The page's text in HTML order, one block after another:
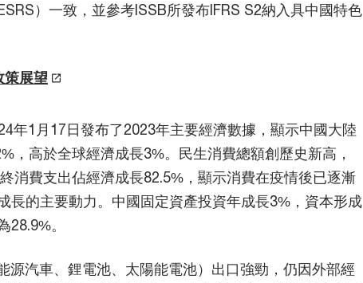
）一致，並參考ISSB所發布IFRS S2納入具中國特色
策展望
年1月17日發布了2023年主要經濟數據，顯示中國大陸
，高於全球經濟成長3%。民生消費總額創歷史新高，
消費支出佔經濟成長82.5%，顯示消費在疫情後已逐漸
長的主要動力。中國固定資產投資年成長3%，資本形成
28.9%。
源汽車、鋰電池、太陽能電池）出口強勁，仍因外部經